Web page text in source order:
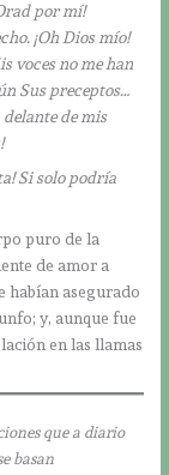
por mí!
¡Oh Dios mío!
voces no me han
Sus preceptos…
de mis
Si solo podría
puro de la
de amor a
habían asegurado
y, aunque fue
en las llamas
que a diario
basan